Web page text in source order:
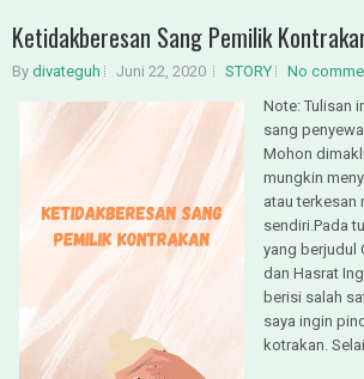
Ketidakberesan Sang Pemilik
By divateguh Juni 22, 2020 STORY
No
Note: Tulisan
sang
Mohon
mungkin
atau terkesan
sendiri.Pada
yang berjudul
dan Hasrat
berisi salah
saya ingin
kotrakan.